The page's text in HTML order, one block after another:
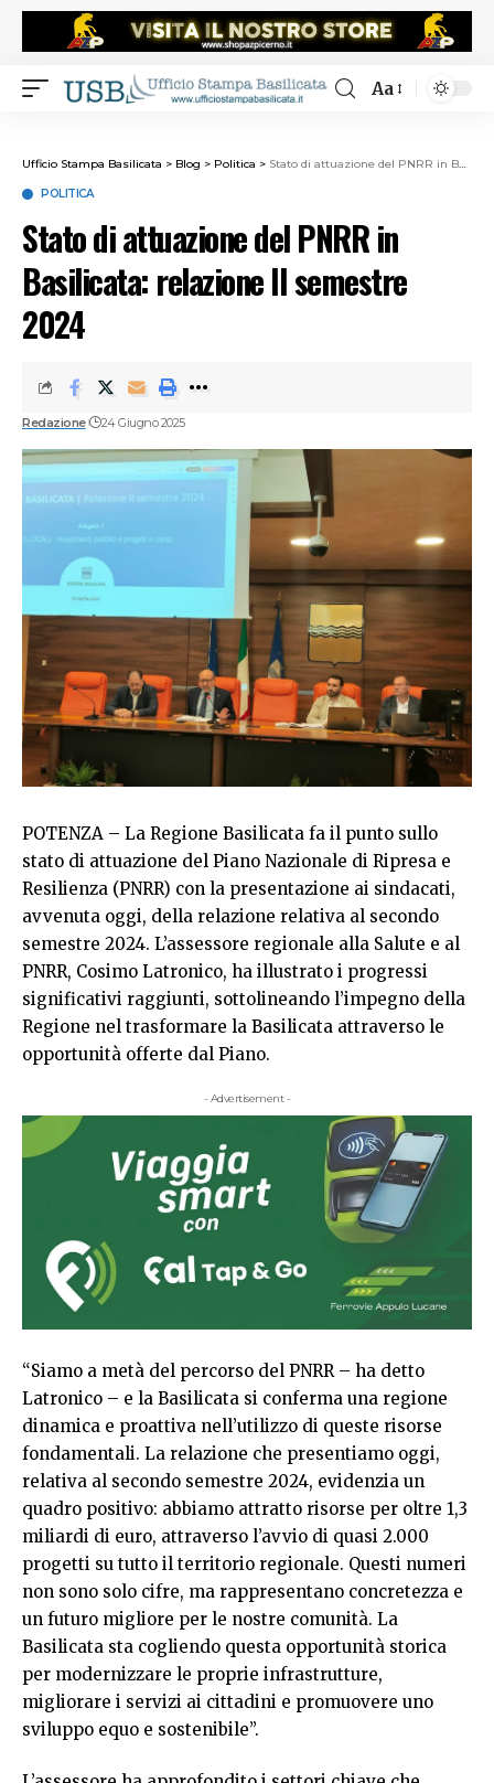
Aa
Ufficio Stampa Basilicata > Blog > Politica > Stato di attuazione del PNRR in Basilicata: relazione II semestre 2024
POLITICA
Stato di attuazione del PNRR in
Basilicata: relazione II semestre
2024
Redazione 24 Giugno 2025
POTENZA – La Regione Basilicata fa il punto sullo
stato di attuazione del Piano Nazionale di Ripresa e
Resilienza (PNRR) con la presentazione ai sindacati,
avvenuta oggi, della relazione relativa al secondo
semestre 2024. L’assessore regionale alla Salute e al
PNRR, Cosimo Latronico, ha illustrato i progressi
significativi raggiunti, sottolineando l’impegno della
Regione nel trasformare la Basilicata attraverso le
opportunità offerte dal Piano.
- Advertisement -
“Siamo a metà del percorso del PNRR – ha detto
Latronico – e la Basilicata si conferma una regione
dinamica e proattiva nell’utilizzo di queste risorse
fondamentali. La relazione che presentiamo oggi,
relativa al secondo semestre 2024, evidenzia un
quadro positivo: abbiamo attratto risorse per oltre 1,3
miliardi di euro, attraverso l’avvio di quasi 2.000
progetti su tutto il territorio regionale. Questi numeri
non sono solo cifre, ma rappresentano concretezza e
un futuro migliore per le nostre comunità. La
Basilicata sta cogliendo questa opportunità storica
per modernizzare le proprie infrastrutture,
migliorare i servizi ai cittadini e promuovere uno
sviluppo equo e sostenibile”.